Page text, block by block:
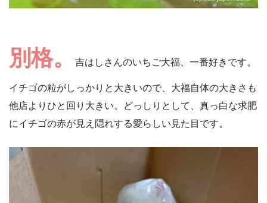
別格。 吉はしさんのいちご大福、一番好きです。
イチゴの粒がしっかりと大きいので、大福自体の大きさも
他店よりひと回り大きい。どっしりとして、真っ白な求肥
にイチゴの赤が見え隠れする愛らしい見た目です。